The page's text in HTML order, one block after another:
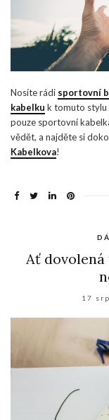
Nosíte rádi sportovní
kabelku k tomuto stylu
pouze sportovní
vědět, a najděte si
Kabelkova!
Ať
17